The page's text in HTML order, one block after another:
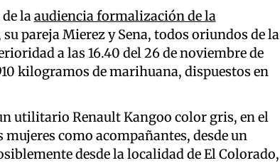
laaudiencia formalización de la
pareja Mierez y Sena, todos oriundos de la
a las 16.40 del 26 de noviembre de
kilogramos de marihuana, dispuestos en
utilitario Renault Kangoo color gris, en el
como acompañantes, desde un
desde la localidad de El Colorado,